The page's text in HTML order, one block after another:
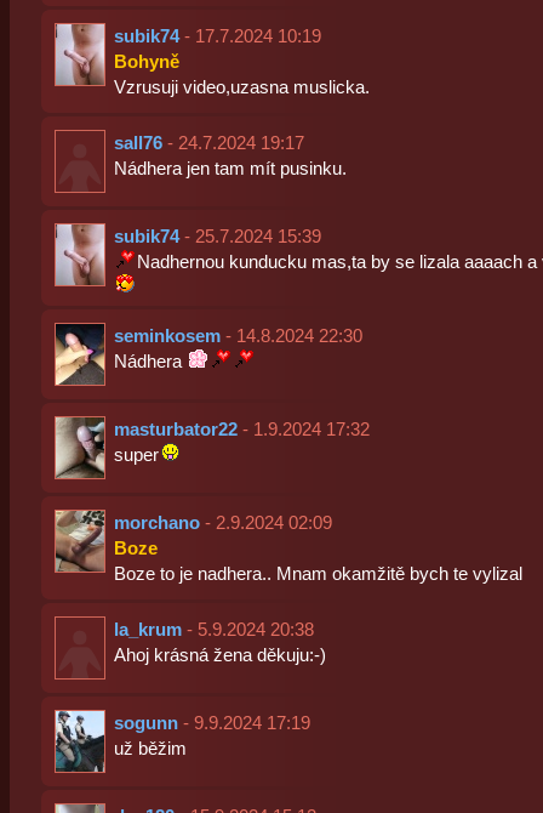
subik74- 17.7.2024 10:19
Bohyně
Vzrusuji video,uzasna muslicka.
sall76- 24.7.2024 19:17
Nádhera jen tam mít pusinku.
subik74- 25.7.2024 15:39
Nadhernou kunducku mas,ta by se lizala aaaach a
seminkosem- 14.8.2024 22:30
Nádhera
masturbator22- 1.9.2024 17:32
super
morchano- 2.9.2024 02:09
Boze
Boze to je nadhera.. Mnam okamžitě bych te vylizal
la_krum- 5.9.2024 20:38
Ahoj krásná žena děkuju:-)
sogunn- 9.9.2024 17:19
už běžim